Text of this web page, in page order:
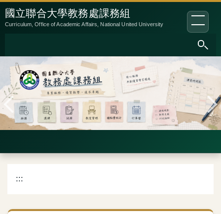
跳
到
內
容
區
:::
國立聯合大學教務處課務組
Curriculum, Office of Academic Affairs, National United University
:::